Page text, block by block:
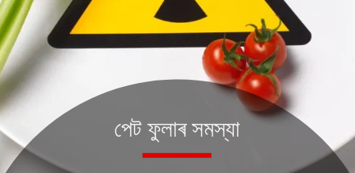
পেট ফুলাৰ সমস্যা